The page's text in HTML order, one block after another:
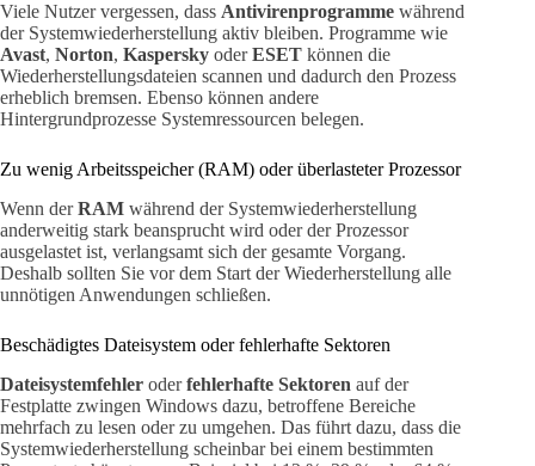
Viele Nutzer vergessen, dass Antivirenprogramme während
der Systemwiederherstellung aktiv bleiben. Programme wie
Avast, Norton, Kaspersky oderESET können die
Wiederherstellungsdateien scannen und dadurch den Prozess
erheblich bremsen. Ebenso können andere
Hintergrundprozesse Systemressourcen belegen.
Zu wenig Arbeitsspeicher (RAM) oder überlasteter Prozessor
Wenn derRAM während der Systemwiederherstellung
anderweitig stark beansprucht wird oder der Prozessor
ausgelastet ist, verlangsamt sich der gesamte Vorgang.
Deshalb sollten Sie vor dem Start der Wiederherstellung alle
unnötigen Anwendungen schließen.
Beschädigtes Dateisystem oder fehlerhafte Sektoren
Dateisystemfehler oderfehlerhafte Sektoren auf der
Festplatte zwingen Windows dazu, betroffene Bereiche
mehrfach zu lesen oder zu umgehen. Das führt dazu, dass die
Systemwiederherstellung scheinbar bei einem bestimmten